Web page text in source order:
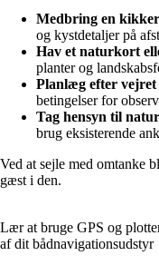
Medbring en
og kystdetaljer på
Hav et naturkort
planter og
Planlæg efter vejret
betingelser for
Tag hensyn til
brug eksisterende
Ved at sejle med omtanke
gæst i den.
Lær at bruge GPS og
af dit bådnavigationsudstyr